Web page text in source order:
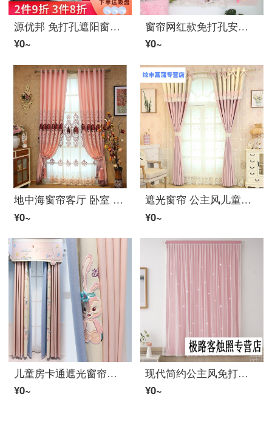
源优邦 免打孔遮阳窗帘 吸盘式简易家用厨房阳台防晒遮阳遮光伸缩窗帘 车用办公室遮光拉帘伸缩卷帘 40*125CM 黑色波点【高度可伸缩】
¥0~
窗帘网红款免打孔安装直播背景抖音双层魔术贴粘贴式简约宿舍遮阳房间卧室窗レース既製カーテン定制 粉色(蕾丝帘头ファブリック生地+レース双层一体) 平铺1宽*1.35高魔术贴一片
¥0~
地中海窗帘客厅 卧室 遮光窗帘 飘窗房间 简欧新古典现代简约欧式飘窗绣花窗帘客厅寝室のカーテン成品定制蓝色 粉红色 ファブリック生地帘 1米*不加工
¥0~
遮光窗帘 公主风儿童房少女现代简约百搭卧室隔热防晒四季窗帘ファブリック生地 粉色蝴蝶结+(含造型) 打孔加工(含加工费)一米价
¥0~
儿童房卡通遮光窗帘可爱房窗帘卡通动漫迷你小兔子紫粉色女孩小卧室遮光窗帘 迷你兔粉色 ファブリック生地/米(四爪挂钩免加工费)
¥0~
现代简约公主风免打孔自粘魔术贴遮光短帘出租房成品隔热窗帘网红款卧室遮阳简易免打孔安装小窓短帘 粉色(魔术贴镂空星星ファブリック生地加レース) 宽1.0高1.0(多拍不发)
¥0~